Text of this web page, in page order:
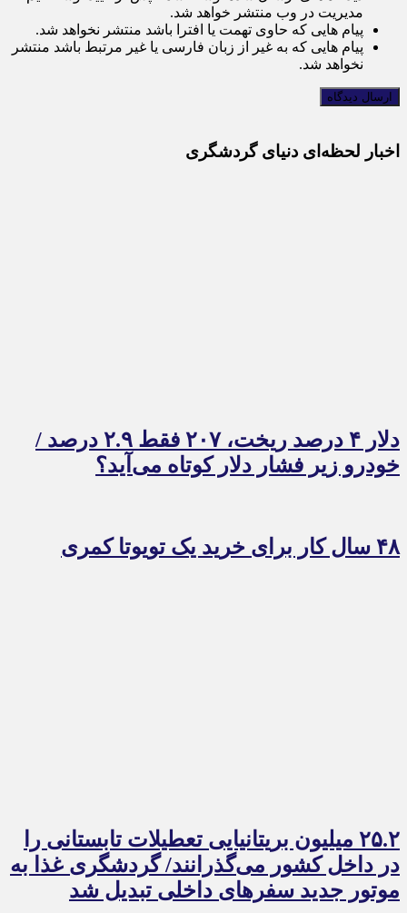
مدیریت در وب منتشر خواهد شد.
پیام هایی که حاوی تهمت یا افترا باشد منتشر نخواهد شد.
پیام هایی که به غیر از زبان فارسی یا غیر مرتبط باشد منتشر
نخواهد شد.
اخبار لحظه‌ای دنیای گردشگری
دلار ۴ درصد ریخت، ۲۰۷ فقط ۲.۹ درصد /
خودرو زیر فشار دلار کوتاه می‌آید؟
۴۸ سال کار برای خرید یک تویوتا کمری
۲۵.۲ میلیون بریتانیایی تعطیلات تابستانی را
در داخل کشور می‌گذرانند/ گردشگری غذا به
موتور جدید سفرهای داخلی تبدیل شد